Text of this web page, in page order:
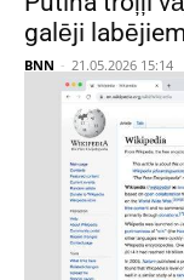
galēji
BNN - 21.05.2026 15:14